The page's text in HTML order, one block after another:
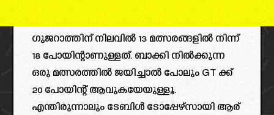
ഗുജറാത്തിന് നിലവിൽ 13 മത്സരങ്ങളിൽ നിന്ന്
18 പോയിന്റാണുള്ളത്. ബാക്കി നിൽക്കുന്ന
ഒരു മത്സരത്തിൽ ജയിച്ചാൽ പോലും GT ക്ക്
20 പോയിന്റ് ആവുകയേയുള്ളൂ.
എന്തിരുന്നാലും ടേബിൾ ടോപ്പേഴ്സായി ആര്